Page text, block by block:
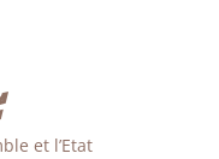
et l’Etat